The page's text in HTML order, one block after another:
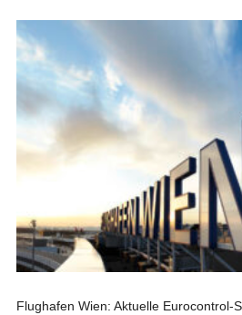
Flughafen Wien: Aktuelle Eurocontrol-